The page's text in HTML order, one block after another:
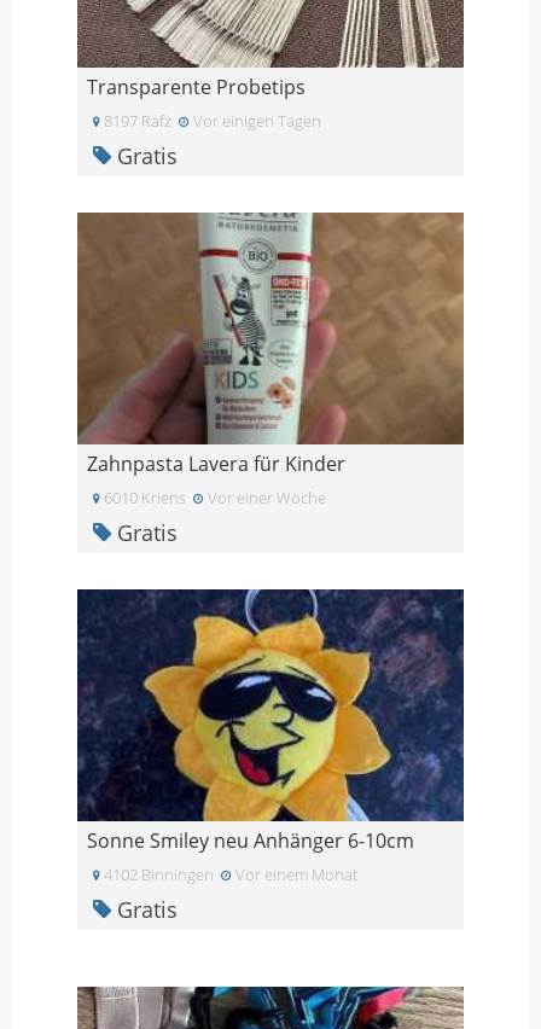
Transparente Probetips
8197 Rafz Vor einigen Tagen
Gratis
Zahnpasta Lavera für Kinder
6010 Kriens Vor einer Woche
Gratis
Sonne Smiley neu Anhänger 6-10cm
4102 Binningen Vor einem Monat
Gratis